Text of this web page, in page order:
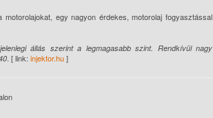
egy nagyon érdekes, motorolaj fogyasztással
állás szerint a legmagasabb szint. Rendkívül nagy
. [ link: injektor.hu]